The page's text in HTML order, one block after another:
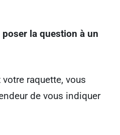
poser la question à un
raquette, vous
de vous indiquer